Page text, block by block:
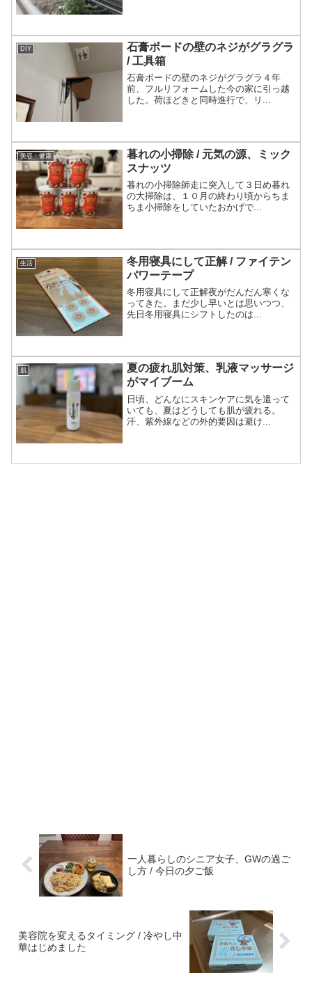
DIY
石膏ボードの壁のネジがグラグラ
/ 工具箱
石膏ボードの壁のネジがグラグラ４年
前、フルリフォームした今の家に引っ越
した。荷ほどきと同時進行で、リ...
美容・健康
暮れの小掃除 / 元気の源、ミック
スナッツ
暮れの小掃除師走に突入して３日め暮れ
の大掃除は、１０月の終わり頃からちま
ちま小掃除をしていたおかげで...
生活
冬用寝具にして正解 / ファイテン
パワーテープ
冬用寝具にして正解夜がだんだん寒くな
ってきた。まだ少し早いとは思いつつ、
先日冬用寝具にシフトしたのは...
肌
夏の疲れ肌対策、乳液マッサージ
がマイブーム
日頃、どんなにスキンケアに気を遣って
いても、夏はどうしても肌が疲れる。
汗、紫外線などの外的要因は避け...
一人暮らしのシニア女子、GWの過ご
し方 / 今日の夕ご飯
美容院を変えるタイミング / 冷やし中
華はじめました